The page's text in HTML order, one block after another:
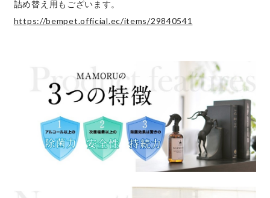
詰め替え用もございます。
https://bempet.official.ec/items/29840541